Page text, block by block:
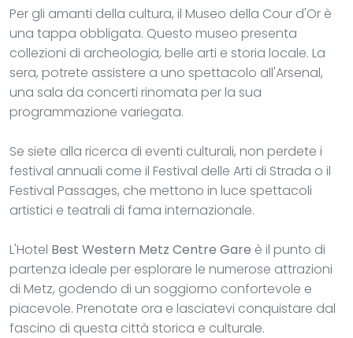
Per gli amanti della cultura, il Museo della Cour d'Or è
una tappa obbligata. Questo museo presenta
collezioni di archeologia, belle arti e storia locale. La
sera, potrete assistere a uno spettacolo all'Arsenal,
una sala da concerti rinomata per la sua
programmazione variegata.
Se siete alla ricerca di eventi culturali, non perdete i
festival annuali come il Festival delle Arti di Strada o il
Festival Passages, che mettono in luce spettacoli
artistici e teatrali di fama internazionale.
L'Hotel Best Western Metz Centre Gare è il punto di
partenza ideale per esplorare le numerose attrazioni
di Metz, godendo di un soggiorno confortevole e
piacevole. Prenotate ora e lasciatevi conquistare dal
fascino di questa città storica e culturale.